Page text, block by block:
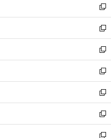
で
開
く
ド
ウ
で
開
く
ィ
ン
ド
ウ
で
開
く
い
ウ
ィ
ン
ド
ウ
で
開
く
新
し
い
ウ
ィ
ン
ド
ウ
で
開
く
新
し
い
ウ
ィ
ン
ド
ウ
で
開
く
新
し
い
ウ
ィ
ン
ド
ウ
で
新
し
い
ウ
ィ
ン
ド
新
し
い
ウ
ィ
新
し